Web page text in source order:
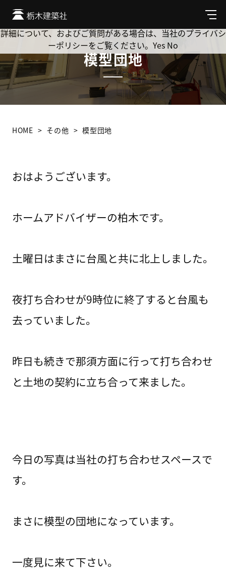
メ
ニ
ュ
模型団地
HOME その他 模型団地
おはようございます。
ホームアドバイザーの柏木です。
土曜日はまさに台風と共に北上しました。
夜打ち合わせが9時位に終了すると台風も
去っていました。
昨日も続きで那須方面に行って打ち合わせ
と土地の契約に立ち合って来ました。
今日の写真は当社の打ち合わせスペースで
す。
まさに模型の団地になっています。
一度見に来て下さい。
Cookie を使用して、お客様の活動を追跡してもよろしいです
か? 当社ではお客様のプライバシーを極めて重視しています。
詳細について、およびご質問がある場合は、当社のプライバシ
ーポリシーをご覧ください。 Yes No